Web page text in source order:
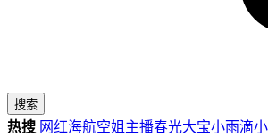
搜索
热搜 网红海航空姐 主播春光大宝小雨滴